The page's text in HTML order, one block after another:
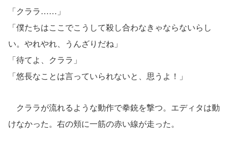
「クララ……」
「僕たちはここでこうして殺し合わなきゃならないらし
い。やれやれ、うんざりだね」
「待てよ、クララ」
「悠長なことは言っていられないと、思うよ！」
クララが流れるような動作で拳銃を撃つ。エディタは動
けなかった。右の頬に一筋の赤い線が走った。